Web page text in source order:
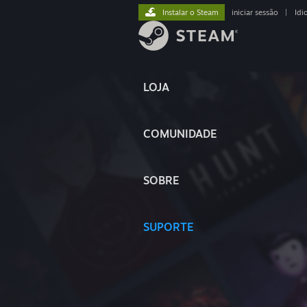
LOJA
COMUNIDADE
SOBRE
SUPORTE
Instalar o Steam iniciar sessão